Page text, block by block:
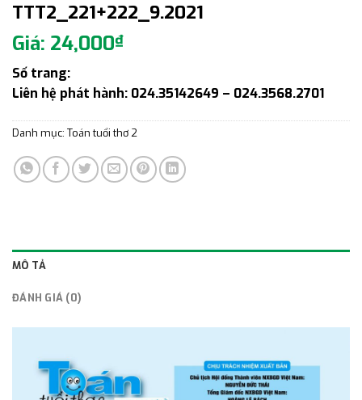
TTT2_221+222_9.2021
24,000₫
Số trang:
Liên hệ phát hành: 024.35142649 – 024.3568.2701
Danh mục: Toán tuổi thơ 2
MÔ TẢ
ĐÁNH GIÁ (0)